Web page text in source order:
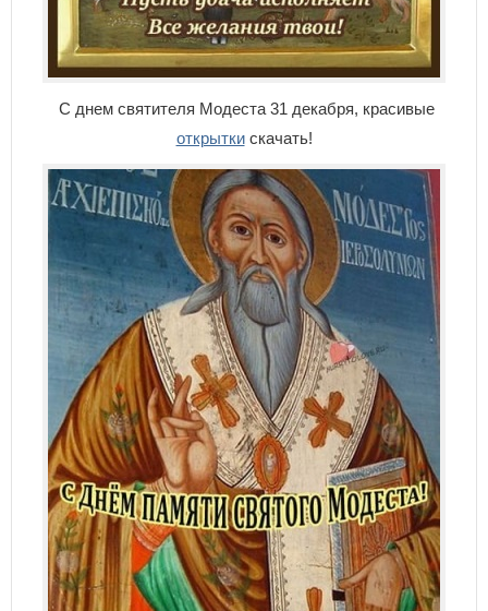
С днем святителя Модеста 31 декабря, красивые
открыткискачать!